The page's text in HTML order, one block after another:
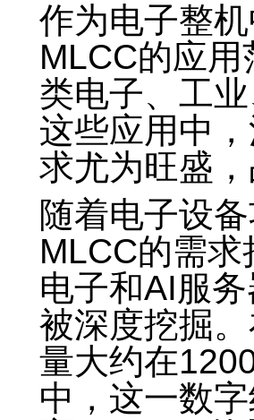
作为电子整
MLCC的应
类电子、工
这些应用中
求尤为旺盛
随着电子设
MLCC的需
电子和AI服
被深度挖掘
量大约在
中，这一数